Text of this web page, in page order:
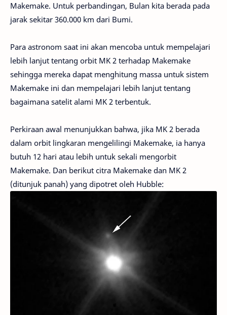
Makemake. Untuk perbandingan, Bulan kita berada pada
jarak sekitar 360.000 km dari Bumi.
Para astronom saat ini akan mencoba untuk mempelajari
lebih lanjut tentang orbit MK 2 terhadap Makemake
sehingga mereka dapat menghitung massa untuk sistem
Makemake ini dan mempelajari lebih lanjut tentang
bagaimana satelit alami MK 2 terbentuk.
Perkiraan awal menunjukkan bahwa, jika MK 2 berada
dalam orbit lingkaran mengelilingi Makemake, ia hanya
butuh 12 hari atau lebih untuk sekali mengorbit
Makemake. Dan berikut citra Makemake dan MK 2
(ditunjuk panah) yang dipotret oleh Hubble: